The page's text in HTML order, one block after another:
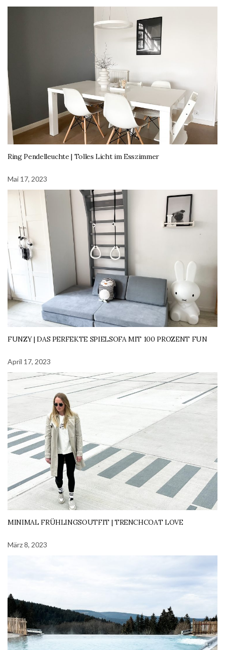
Ring Pendelleuchte | Tolles Licht im Esszimmer
Mai 17, 2023
FUNZY | DAS PERFEKTE SPIELSOFA MIT 100 PROZENT FUN
April 17, 2023
MINIMAL FRÜHLINGSOUTFIT | TRENCHCOAT LOVE
März 8, 2023